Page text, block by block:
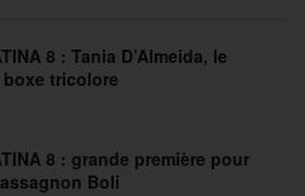
8 : Tania D’Almeida, le
tricolore
8 : grande première pour
Boli